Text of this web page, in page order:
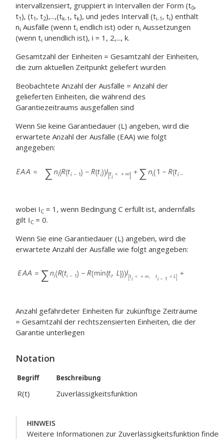
intervallzensiert, gruppiert in Intervallen der Form (t0,
t1 ), (t1 , t2),...,(tk-1 , tk), und jedes Intervall (ti-1 , ti) enthält
ni Ausfälle (wenn ti endlich ist) oder ni Aussetzungen
(wenn ti unendlich ist), i = 1, 2,..., k.
Gesamtzahl der Einheiten = Gesamtzahl der Einheiten,
die zum aktuellen Zeitpunkt geliefert wurden
Beobachtete Anzahl der Ausfälle = Anzahl der
gelieferten Einheiten, die während des
Garantiezeitraums ausgefallen sind
Wenn Sie keine Garantiedauer (L) angeben, wird die
erwartete Anzahl der Ausfälle (EAA) wie folgt
angegeben:
wobei I C = 1, wenn Bedingung C erfüllt ist, andernfalls
gilt I C = 0.
Wenn Sie eine Garantiedauer (L) angeben, wird die
erwartete Anzahl der Ausfälle wie folgt angegeben:
Anzahl gefährdeter Einheiten für zukünftige Zeiträume
= Gesamtzahl der rechtszensierten Einheiten, die der
Garantie unterliegen
Notation
Begriff Beschreibung
R(t) Zuverlässigkeitsfunktion
HINWEIS
Weitere Informationen zur Zuverlässigkeitsfunktion